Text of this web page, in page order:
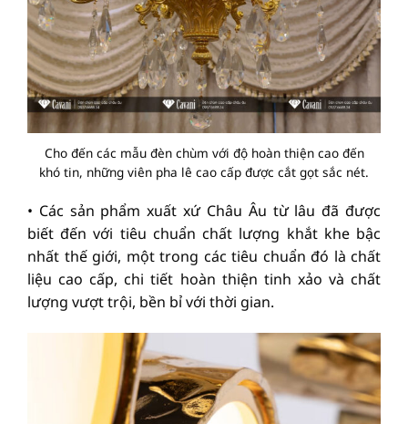
Cho đến các mẫu đèn chùm với độ hoàn thiện cao đến
khó tin, những viên pha lê cao cấp được cắt gọt sắc nét.
• Các sản phẩm xuất xứ Châu Âu từ lâu đã được
biết đến với tiêu chuẩn chất lượng khắt khe bậc
nhất thế giới, một trong các tiêu chuẩn đó là chất
liệu cao cấp, chi tiết hoàn thiện tinh xảo và chất
lượng vượt trội, bền bỉ với thời gian.